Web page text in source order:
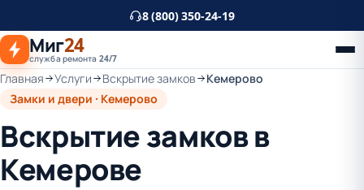
основному
контенту
8 (800) 350-24-19
Миг24
служба ремонта 24/7
Главная Услуги Вскрытие замков
Кемерово
Замки и двери · Кемерово
Вскрытие замков в
Кемерове